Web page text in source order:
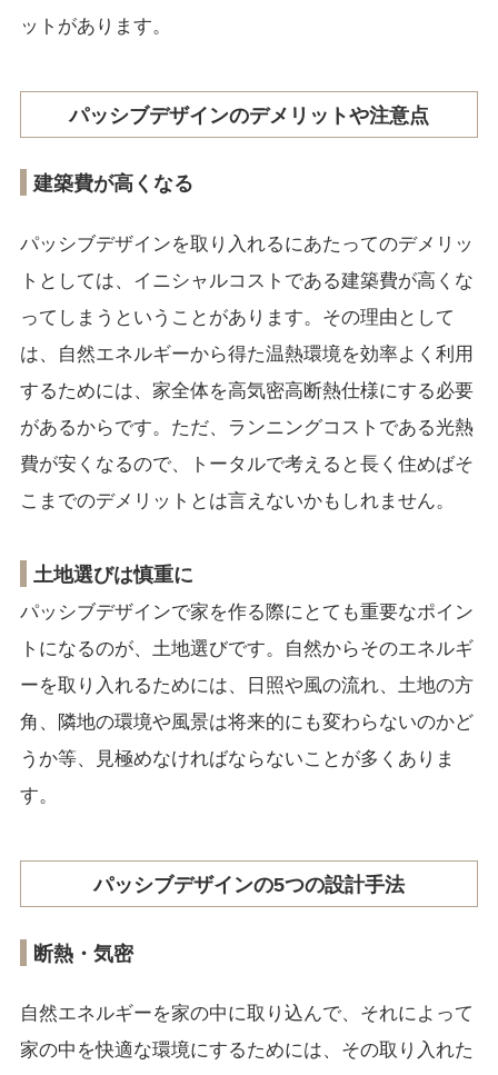
ットがあります。
パッシブデザインのデメリットや注意点
建築費が高くなる
パッシブデザインを取り入れるにあたってのデメリッ
トとしては、イニシャルコストである建築費が高くな
ってしまうということがあります。その理由として
は、自然エネルギーから得た温熱環境を効率よく利用
するためには、家全体を高気密高断熱仕様にする必要
があるからです。ただ、ランニングコストである光熱
費が安くなるので、トータルで考えると長く住めばそ
こまでのデメリットとは言えないかもしれません。
土地選びは慎重に
パッシブデザインで家を作る際にとても重要なポイン
トになるのが、土地選びです。自然からそのエネルギ
ーを取り入れるためには、日照や風の流れ、土地の方
角、隣地の環境や風景は将来的にも変わらないのかど
うか等、見極めなければならないことが多くありま
す。
パッシブデザインの5つの設計手法
断熱・気密
自然エネルギーを家の中に取り込んで、それによって
家の中を快適な環境にするためには、その取り入れた